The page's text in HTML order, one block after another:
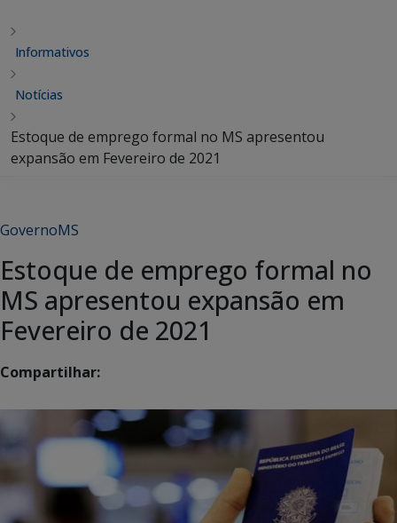
Informativos
Notícias
Estoque de emprego formal no MS apresentou
expansão em Fevereiro de 2021
GovernoMS
Estoque de emprego formal no
MS apresentou expansão em
Fevereiro de 2021
Compartilhar: